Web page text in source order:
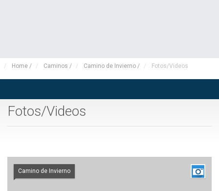
Home / Caminos / Camino de Invierno / Fotos/Videos
Fotos/Videos
Camino de Invierno